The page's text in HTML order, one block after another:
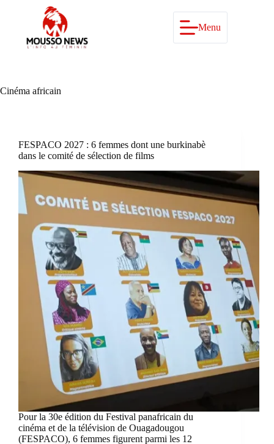
Menu
Cinéma africain
FESPACO 2027 : 6 femmes dont une burkinabè
dans le comité de sélection de films
Pour la 30e édition du Festival panafricain du
cinéma et de la télévision de Ouagadougou
(FESPACO), 6 femmes figurent parmi les 12